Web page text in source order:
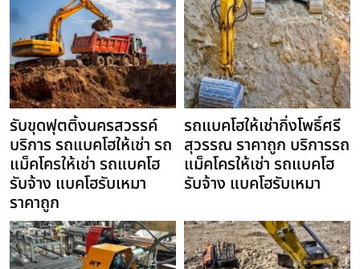
รับขุดฟุตติ้งนครสวรรค์
บริการ รถแบคโฮให้เช่า รถ
แม็คโครให้เช่า รถแบคโฮ
รับจ้าง แบคโฮรับเหมา
ราคาถูก
รถแบคโฮให้เช่ากิ่งโพธิ์ศรี
สุวรรณ ราคาถูก บริการรถ
แม็คโครให้เช่า รถแบคโฮ
รับจ้าง แบคโฮรับเหมา